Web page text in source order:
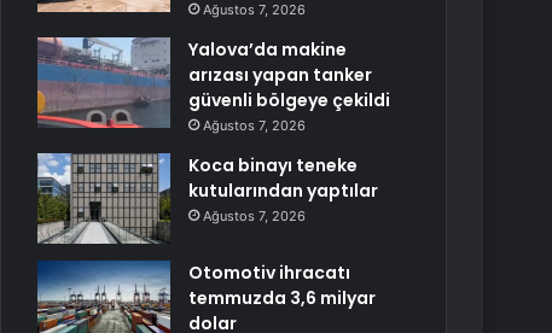
Ağustos 7, 2026
Yalova’da makine
arızası yapan tanker
güvenli bölgeye çekildi
Ağustos 7, 2026
Koca binayı teneke
kutularından yaptılar
Ağustos 7, 2026
Otomotiv ihracatı
temmuzda 3,6 milyar
dolar